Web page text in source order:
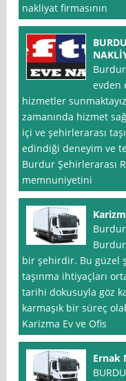
nakliyat firmasının
evden
hizmetler
zamanında hizmet
içi ve şehirlerarası
edindiği deneyim ve
Burdur Şehirlerarası
memnuniyetini
bir şehirdir. Bu güzel
taşınma ihtiyaçları
tarihi dokusuyla göz
karmaşık bir süreç
Karizma Ev ve Ofis
Ernak